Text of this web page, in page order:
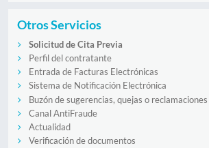
Otros Servicios
Solicitud de Cita Previa
Perfil del contratante
Entrada de Facturas Electrónicas
Sistema de Notificación Electrónica
Buzón de sugerencias, quejas o reclamaciones
Canal AntiFraude
Actualidad
Verificación de documentos